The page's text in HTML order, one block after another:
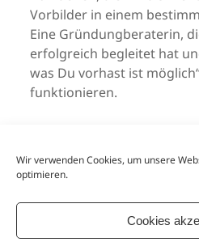
Wir verwenden Cookies, um unsere
optimieren.
Cookies
Vorbilder in einem
Eine Gründungberaterin,
erfolgreich begleitet hat
was Du vorhast ist
funktionieren.
Oder Demonstrationen.